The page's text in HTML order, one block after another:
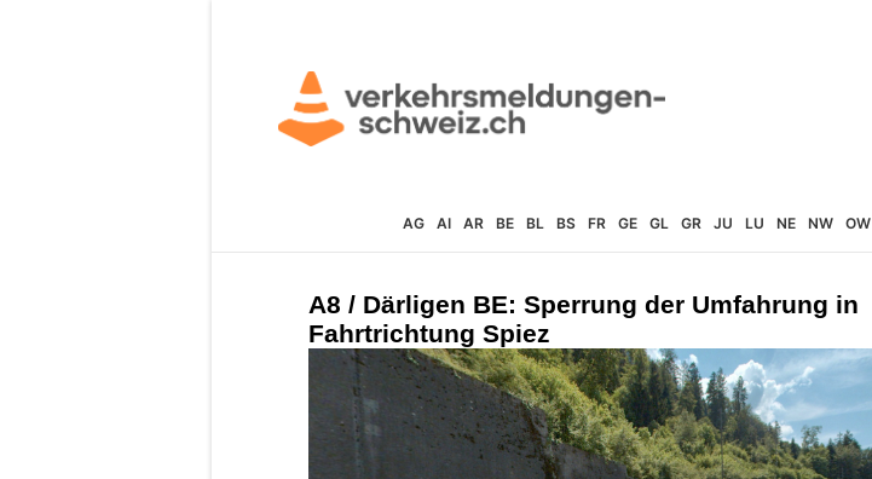
AG AI AR BE BL BS FR GE GL GR JU LU NE NW OW
A8 / Därligen BE: Sperrung der Umfahrung in
Fahrtrichtung Spiez